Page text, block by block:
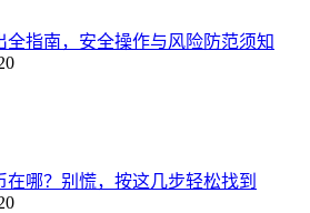
全指南，安全操作与风险防范须知
在哪？别慌，按这几步轻松找到